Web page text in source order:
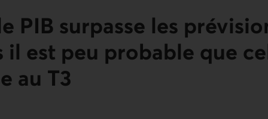
PIB surpasse les
il est peu probable que
au T3